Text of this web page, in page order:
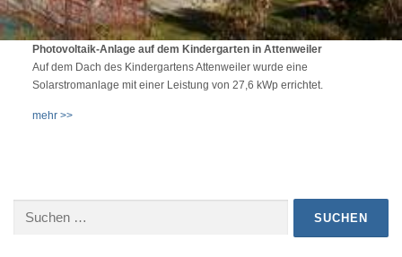
Photovoltaik-Anlage auf dem Kindergarten in Attenweiler
Auf dem Dach des Kindergartens Attenweiler wurde eine
Solarstromanlage mit einer Leistung von 27,6 kWp errichtet.
mehr >>
nach: